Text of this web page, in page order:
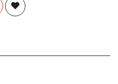
ADICIONAR À LISTA DE